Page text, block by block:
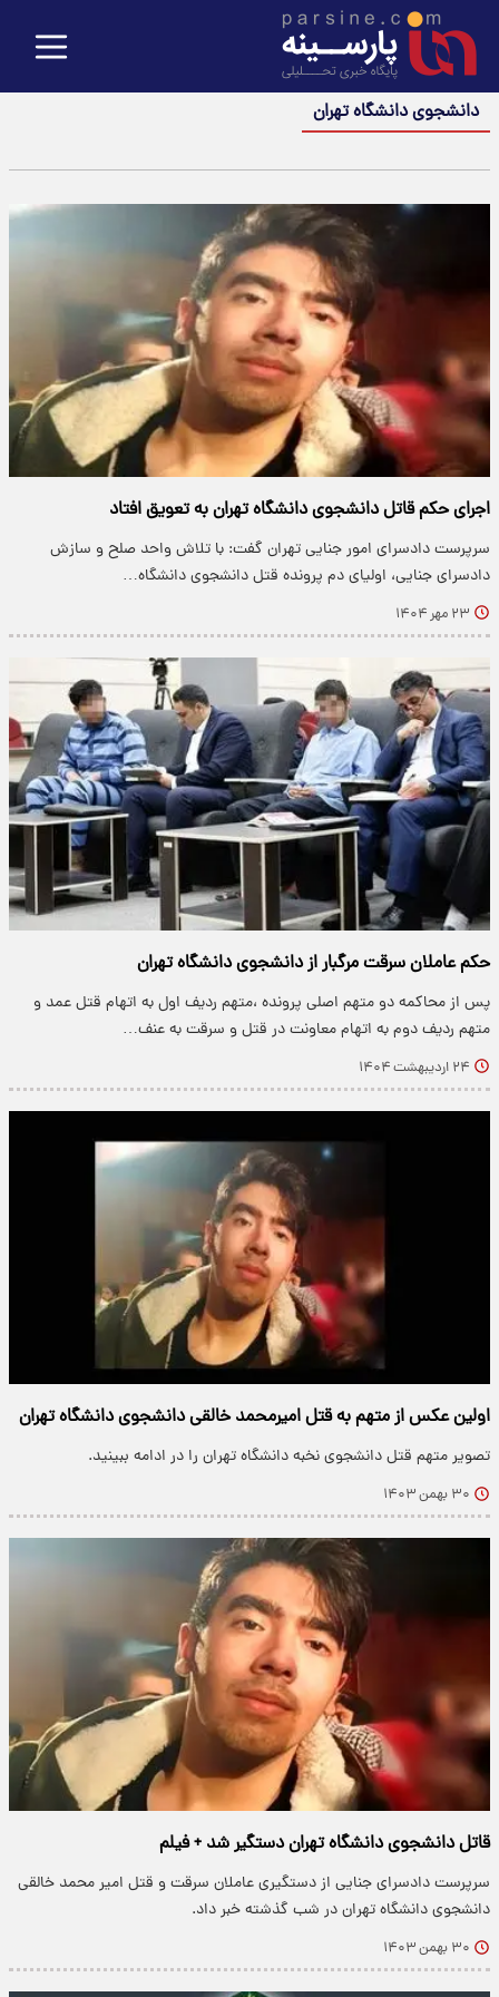
دانشجوی دانشگاه تهران
اجرای حکم قاتل دانشجوی دانشگاه تهران به تعویق افتاد
سرپرست دادسرای امور جنایی تهران گفت: با تلاش واحد صلح و سازش
دادسرای جنایی، اولیای دم پرونده قتل دانشجوی دانشگاه…
۲۳ مهر ۱۴۰۴
حکم عاملان سرقت مرگبار از دانشجوی دانشگاه تهران
​پس از محاکمه دو متهم اصلی پرونده ،متهم ردیف اول به اتهام قتل عمد و
متهم ردیف دوم به اتهام معاونت در قتل و سرقت به عنف…
۲۴ اردیبهشت ۱۴۰۴
اولین عکس از متهم به قتل امیرمحمد خالقی دانشجوی دانشگاه تهران
تصویر متهم قتل دانشجوی نخبه دانشگاه تهران را در ادامه ببینید.
۳۰ بهمن ۱۴۰۳
قاتل دانشجوی دانشگاه تهران دستگیر شد + فیلم
سرپرست دادسرای جنایی از دستگیری عاملان سرقت و قتل امیر محمد خالقی
دانشجوی دانشگاه تهران در شب گذشته خبر داد.
۳۰ بهمن ۱۴۰۳